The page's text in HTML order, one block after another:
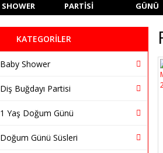
SHOWER
PARTISI
GÜNÜ
KATEGORİLER
Baby Shower
Diş Buğdayı Partisi
1 Yaş Doğum Günü
Doğum Günü Süsleri